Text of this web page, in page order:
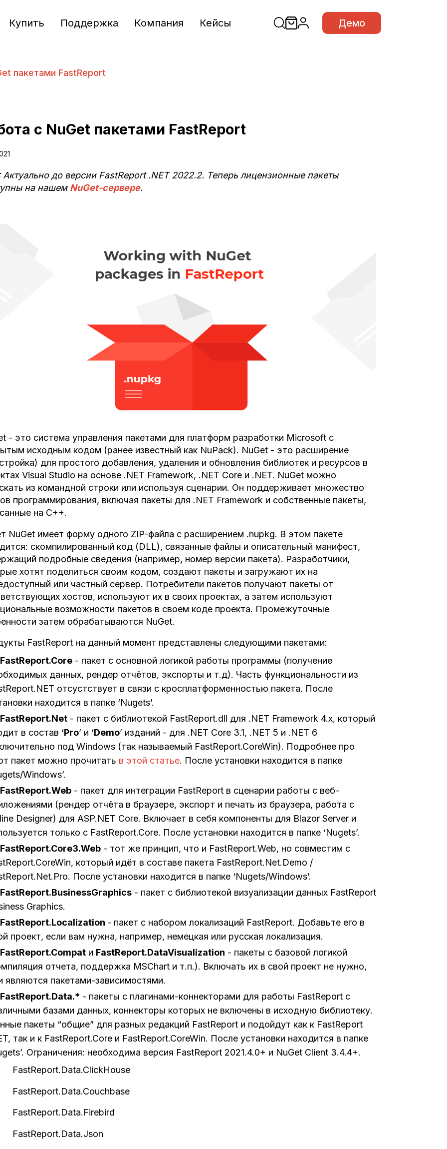
Купить Поддержка Компания Кейсы Демо
пакетами FastReport
с NuGet пакетами FastReport
Актуально до версии FastReport .NET 2022.2. Теперь лицензионные пакеты
на нашем NuGet-сервере.
- это система управления пакетами для платформ разработки Microsoft с
исходным кодом (ранее известный как NuPack). NuGet - это расширение
для простого добавления, удаления и обновления библиотек и ресурсов в
Visual Studio на основе .NET Framework, .NET Core и .NET. NuGet можно
из командной строки или используя сценарии. Он поддерживает множество
программирования, включая пакеты для .NET Framework и собственные пакеты,
на C++.
NuGet имеет форму одного ZIP-файла с расширением .nupkg. В этом пакете
скомпилированный код (DLL), связанные файлы и описательный манифест,
подробные сведения (например, номер версии пакета). Разработчики,
хотят поделиться своим кодом, создают пакеты и загружают их на
или частный сервер. Потребители пакетов получают пакеты от
хостов, используют их в своих проектах, а затем используют
возможности пакетов в своем коде проекта. Промежуточные
затем обрабатываются NuGet.
FastReport на данный момент представлены следующими пакетами:
FastReport.Core - пакет с основной логикой работы программы (получение
данных, рендер отчётов, экспорты и т.д). Часть функциональности из
отсустствует в связи с кросплатформенностью пакета. После
находится в папке ‘Nugets’.
FastReport.Net - пакет с библиотекой FastReport.dll для .NET Framework 4.x, который
в состав ‘Pro’ и ‘Demo’ изданий - для .NET Core 3.1, .NET 5 и .NET 6
под Windows (так называемый FastReport.CoreWin). Подробнее про
пакет можно прочитать в этой статье. После установки находится в папке
Windows’.
FastReport.Web - пакет для интеграции FastReport в сценарии работы с веб-
(рендер отчёта в браузере, экспорт и печать из браузера, работа с
Designer) для ASP.NET Core. Включает в себя компоненты для Blazor Server и
только с FastReport.Core. После установки находится в папке ‘Nugets’.
FastReport.Core3.Web - тот же принцип, что и FastReport.Web, но совместим с
который идёт в составе пакета FastReport.Net.Demo /
После установки находится в папке ‘Nugets/Windows’.
FastReport.BusinessGraphics - пакет с библиотекой визуализации данных FastReport
Graphics.
FastReport.Localization - пакет с набором локализаций FastReport. Добавьте его в
проект, если вам нужна, например, немецкая или русская локализация.
FastReport.Compat и FastReport.DataVisualization - пакеты с базовой логикой
отчета, поддержка MSChart и т.п.). Включать их в свой проект не нужно,
являются пакетами-зависимостями.
FastReport.Data.* - пакеты с плагинами-коннекторами для работы FastReport с
базами данных, коннекторы которых не включены в исходную библиотеку.
пакеты “общие” для разных редакций FastReport и подойдут как к FastReport
так и к FastReport.Core и FastReport.CoreWin. После установки находится в папке
Ограничения: необходима версия FastReport 2021.4.0+ и NuGet Client 3.4.4+.
FastReport.Data.ClickHouse
FastReport.Data.Couchbase
FastReport.Data.Firebird
FastReport.Data.Json